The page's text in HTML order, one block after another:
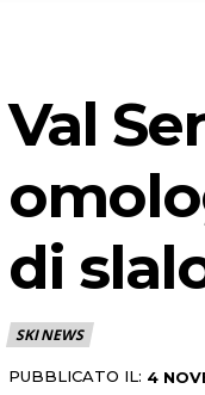
Val
di
SKI NEWS
PUBBLICATO IL: 4